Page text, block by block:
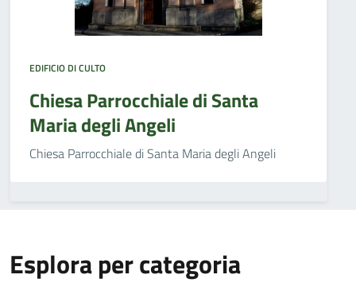
EDIFICIO DI CULTO
Chiesa Parrocchiale di Santa
Maria degli Angeli
Chiesa Parrocchiale di Santa Maria degli Angeli
Esplora per categoria